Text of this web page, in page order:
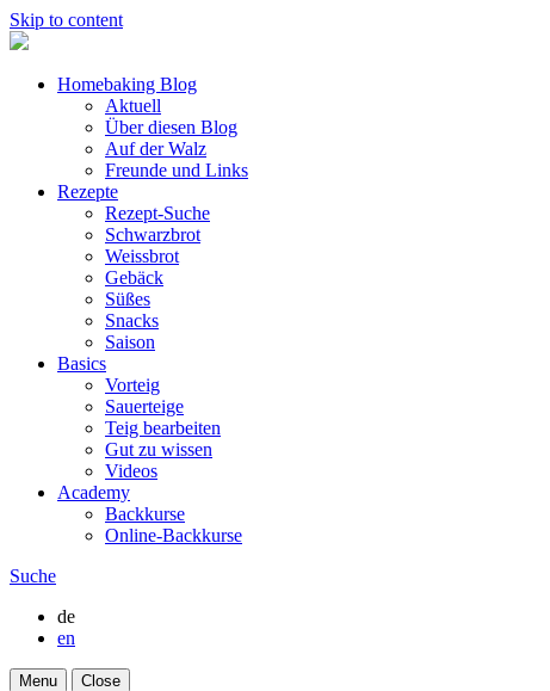
Skip to content
Homebaking Blog
Aktuell
Über diesen Blog
Auf der Walz
Freunde und Links
Rezepte
Rezept-Suche
Schwarzbrot
Weissbrot
Gebäck
Süßes
Snacks
Saison
Basics
Vorteig
Sauerteige
Teig bearbeiten
Gut zu wissen
Videos
Academy
Backkurse
Online-Backkurse
Suche
de
en
Menu Close